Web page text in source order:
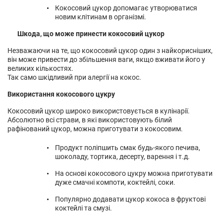
Кокосовий цукор допомагає утворюватися
новим клітинам в організмі.
Шкода, що може принести кокосовий цукор
Незважаючи на те, що кокосовий цукор один з найкорисніших,
він може привести до збільшення ваги, якщо вживати його у
великих кількостях.
Так само шкідливий при алергії на кокос.
Використання кокосового цукру
Кокосовий цукор широко використовується в кулінарії.
Абсолютно всі страви, в які використовують білий
рафінований цукор, можна приготувати з кокосовим.
Продукт поліпшить смак будь-якого печива,
шоколаду, тортика, десерту, варення і т.д.
На основі кокосового цукру можна приготувати
дуже смачні компоти, коктейлі, соки.
Популярно додавати цукор кокоса в фруктові
коктейлі та смузі.